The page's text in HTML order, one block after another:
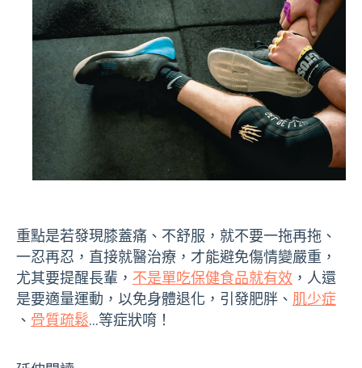
重點是若發現膝蓋痛、不舒服，就不要一拖再拖、
一忍再忍，直接就醫治療，才能避免傷情變嚴重，
尤其要提醒長輩， 不是單吃保健食品就有效 ，人還
是要適量運動，以免身體退化，引發肥胖、 肌少症
、 骨質疏鬆…等症狀唷！